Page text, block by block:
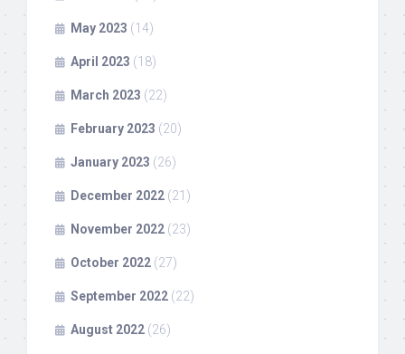
May 2023 (14)
April 2023 (18)
March 2023 (22)
February 2023 (20)
January 2023 (26)
December 2022 (21)
November 2022 (23)
October 2022 (27)
September 2022 (22)
August 2022 (26)